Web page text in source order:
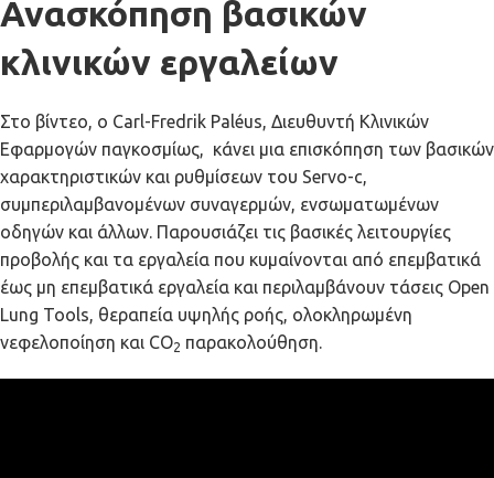
Ανασκόπηση βασικών
κλινικών εργαλείων
Στο βίντεο, ο Carl-Fredrik Paléus, Διευθυντή Κλινικών
Εφαρμογών παγκοσμίως, κάνει μια επισκόπηση των βασικών
χαρακτηριστικών και ρυθμίσεων του Servo-c,
συμπεριλαμβανομένων συναγερμών, ενσωματωμένων
οδηγών και άλλων. Παρουσιάζει τις βασικές λειτουργίες
προβολής και τα εργαλεία που κυμαίνονται από επεμβατικά
έως μη επεμβατικά εργαλεία και περιλαμβάνουν τάσεις Open
Lung Tools, θεραπεία υψηλής ροής, ολοκληρωμένη
νεφελοποίηση και CO2 παρακολούθηση.